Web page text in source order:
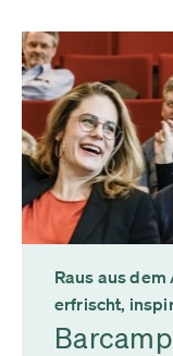
Raus aus
erfrischt,